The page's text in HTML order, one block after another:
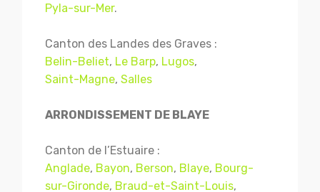
Pyla-sur-Mer.
Canton des Landes des Graves :
Belin-Beliet, Le Barp, Lugos,
Saint-Magne, Salles
ARRONDISSEMENT DE BLAYE
Canton de l’Estuaire :
Anglade, Bayon, Berson, Blaye, Bourg-
sur-Gironde, Braud-et-Saint-Louis,